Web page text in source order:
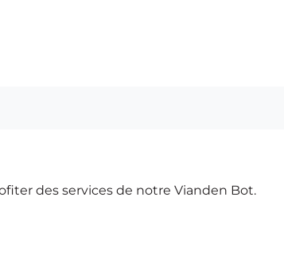
des services de notre Vianden Bot.